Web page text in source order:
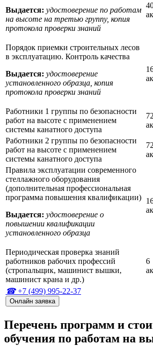
Выдается: удостоверение по работам
на высоте на третью группу, копия
протокола проверки знаний
Порядок приемки строительных лесов
в эксплуатацию. Контроль качества
Выдается: удостоверение
установленного образца, копия
протокола проверки знаний
Работники 1 группы по безопасности
работ на высоте с применением
системы канатного доступа
72
Работники 2 группы по безопасности
работ на высоте с применением
системы канатного доступа
72
Правила эксплуатации современного
стеллажного оборудования
(дополнительная профессиональная
программа повышения квалификации)
Выдается: удостоверение о
повышении квалификации
установленного образца
Периодическая проверка знаний
работников рабочих профессий
(стропальщик, машинист вышки,
машинист крана и др.)
6
+7 (499) 995-22-37
Онлайн заявка
Перечень программ и
обучения по работам на